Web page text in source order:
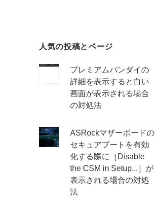
人気の投稿とページ
プレミアムバンダイの
詳細を表示すると白い
画面が表示される場合
の対処法
ASRockマザーボードの
セキュアブートを有効
化する際に［Disable
the CSM in Setup...］が
表示される場合の対処
法